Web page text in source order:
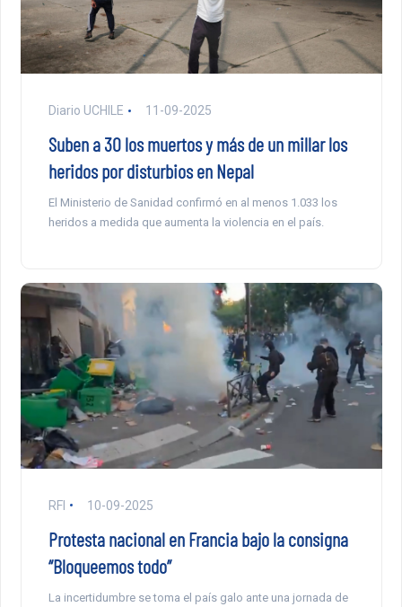
Diario UCHILE 11-09-2025
Suben a 30 los muertos y más de un millar los
heridos por disturbios en Nepal
El Ministerio de Sanidad confirmó en al menos 1.033 los
heridos a medida que aumenta la violencia en el país.
RFI 10-09-2025
Protesta nacional en Francia bajo la consigna
“Bloqueemos todo”
La incertidumbre se toma el país galo ante una jornada de